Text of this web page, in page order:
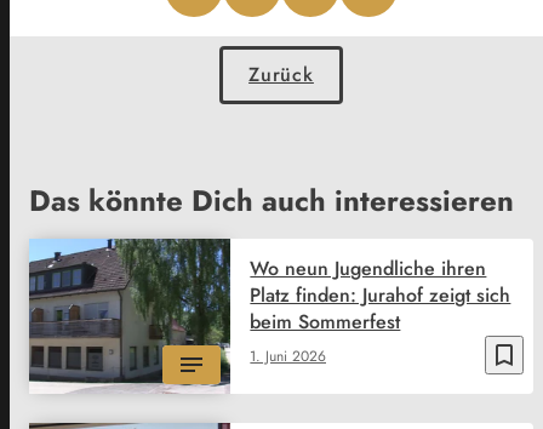
Zurück
Das könnte Dich auch interessieren
bookmark_border
1. Juni 2026
Wo neun Jugendliche ihren
Platz finden: Jurahof zeigt sich
beim Sommerfest